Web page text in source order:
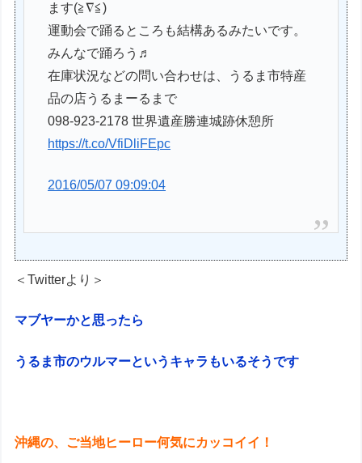
ます(≧∇≦)
運動会で踊るところも結構あるみたいです。
みんなで踊ろう♬
在庫状況などの問い合わせは、うるま市特産
品の店うるまーるまで
098-923-2178 世界遺産勝連城跡休憩所
https://t.co/VfiDliFEpc
2016/05/07 09:09:04
＜Twitterより＞
マブヤーかと思ったら
うるま市のウルマーというキャラもいるそうです
沖縄の、ご当地ヒーロー何気にカッコイイ！